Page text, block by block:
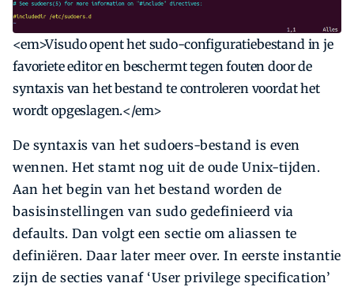
<em>Visudo opent het sudo-configuratiebestand in je
favoriete editor en beschermt tegen fouten door de
syntaxis van het bestand te controleren voordat het
wordt opgeslagen.</em>
De syntaxis van het sudoers-bestand is even
wennen. Het stamt nog uit de oude Unix-tijden.
Aan het begin van het bestand worden de
basisinstellingen van sudo gedefinieerd via
defaults. Dan volgt een sectie om aliassen te
definiëren. Daar later meer over. In eerste instantie
zijn de secties vanaf ‘User privilege specification’